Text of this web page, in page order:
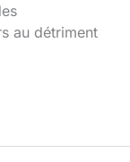
au détriment